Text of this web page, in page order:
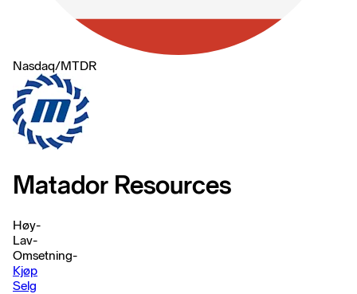
Nasdaq/MTDR
Matador Resources
Høy-
Lav-
Omsetning-
Kjøp
Selg